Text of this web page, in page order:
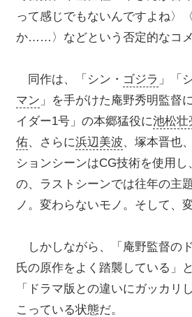
って感じでもないんですよね〉
か……〉などという否定的なコ
同作は、「シン・ ゴジラ 」「
マン 」を手がけた庵野秀明監督
イダー1号」の本郷猛役に池松壮
佑、さらに浜辺美波、塚本晋也
ションシーンはCG技術を使用
の、ラストシーンでは往年の主
ノ。変わらないモノ。そして、
しかしながら、「庵野監督の
氏の原作をよく踏襲している」
「ドラマ版との違いにガッカ
こっている状態だ。